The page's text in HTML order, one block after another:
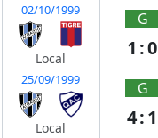
02/10/1999
Local
G
1:0
25/09/1999
Local
G
4:1